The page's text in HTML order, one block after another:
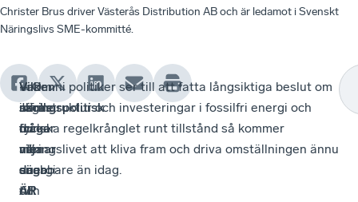
Christer Brus driver Västerås Distribution AB och är ledamot i Svenskt
Näringslivs SME-kommitté.
Vilken
näringspolitisk
fråga
menar
du
ÄR
–
Jag
tycker
att
energi-
och
Vad
skulle
du
vilja
säga
till
– Om ni politiker ser till att fatta långsiktiga beslut om
infrastruktur och investeringar i fossilfri energi och
minska regelkrånglet runt tillstånd så kommer
näringslivet att kliva fram och driva omställningen ännu
snabbare än idag.